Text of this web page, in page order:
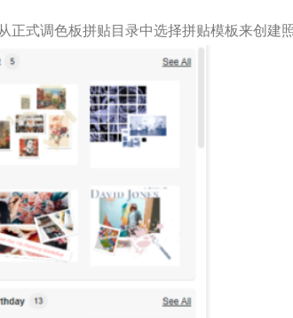
正式调色板拼贴目录中选择拼贴模板来创建照